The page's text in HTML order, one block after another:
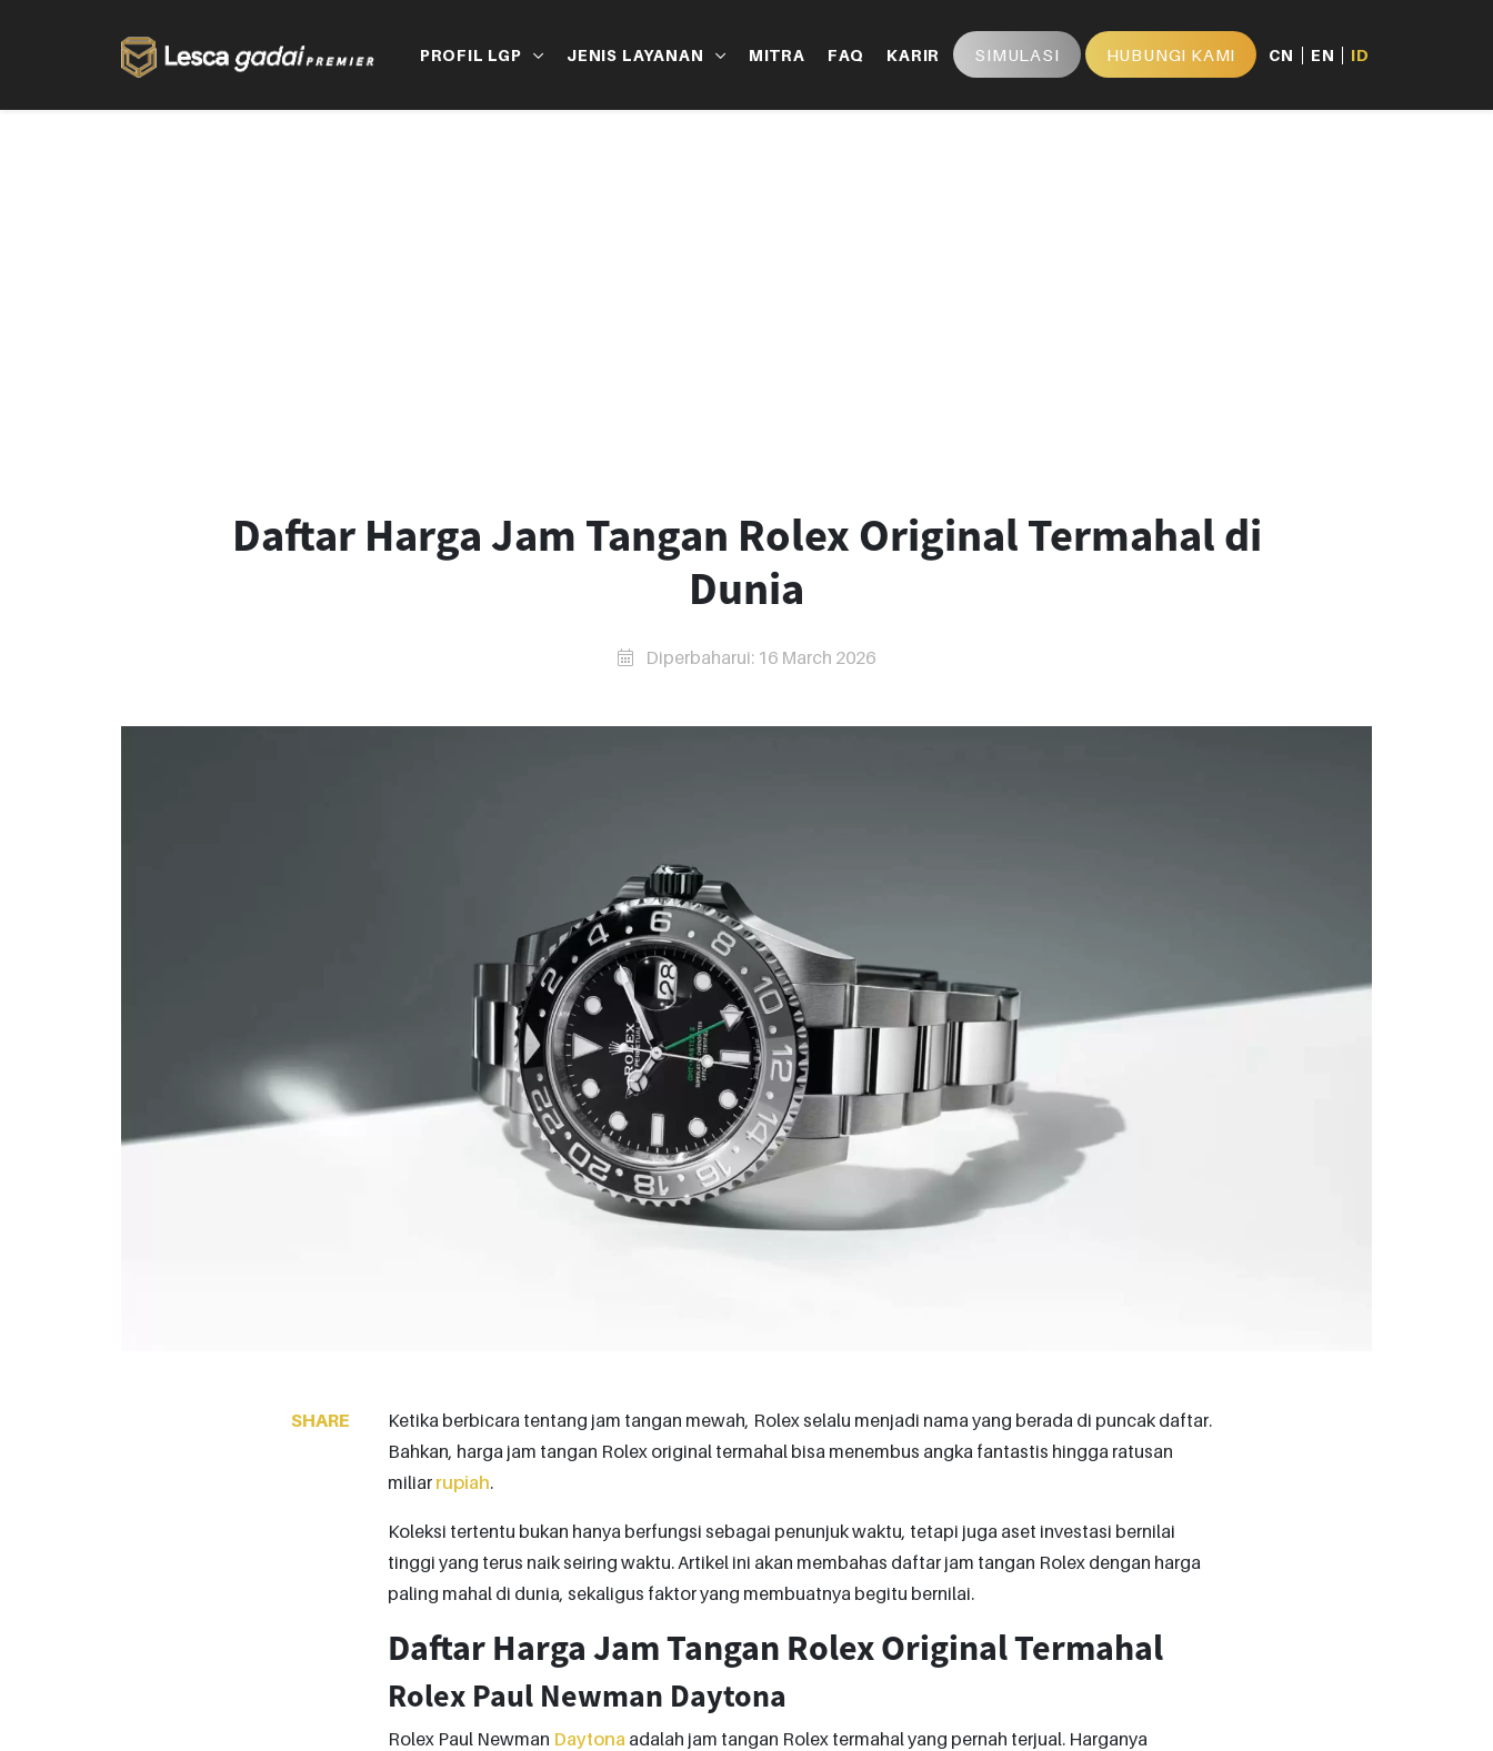
PROFIL LGP JENIS LAYANAN MITRA FAQ KARIR SIMULASI HUBUNGI KAMI CN EN ID
Daftar Harga Jam Tangan Rolex Original Termahal di
Dunia
Diperbaharui: 16 March 2026
SHARE
Ketika berbicara tentang jam tangan mewah, Rolex selalu menjadi nama yang berada di puncak daftar.
Bahkan, harga jam tangan Rolex original termahal bisa menembus angka fantastis hingga ratusan
miliar rupiah.
Koleksi tertentu bukan hanya berfungsi sebagai penunjuk waktu, tetapi juga aset investasi bernilai
tinggi yang terus naik seiring waktu. Artikel ini akan membahas daftar jam tangan Rolex dengan harga
paling mahal di dunia, sekaligus faktor yang membuatnya begitu bernilai.
Daftar Harga Jam Tangan Rolex Original Termahal
Rolex Paul Newman Daytona
Rolex Paul Newman Daytona adalah jam tangan Rolex termahal yang pernah terjual. Harganya